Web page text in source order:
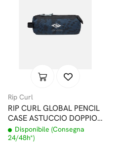
Rip Curl
RIP CURL GLOBAL PENCIL
CASE ASTUCCIO DOPPIO
NAVY
Disponibile (Consegna
24/48h*)